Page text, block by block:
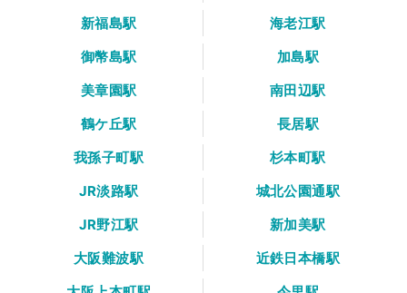
新福島駅
海老江駅
御幣島駅
加島駅
美章園駅
南田辺駅
鶴ケ丘駅
長居駅
我孫子町駅
杉本町駅
JR淡路駅
城北公園通駅
JR野江駅
新加美駅
大阪難波駅
近鉄日本橋駅